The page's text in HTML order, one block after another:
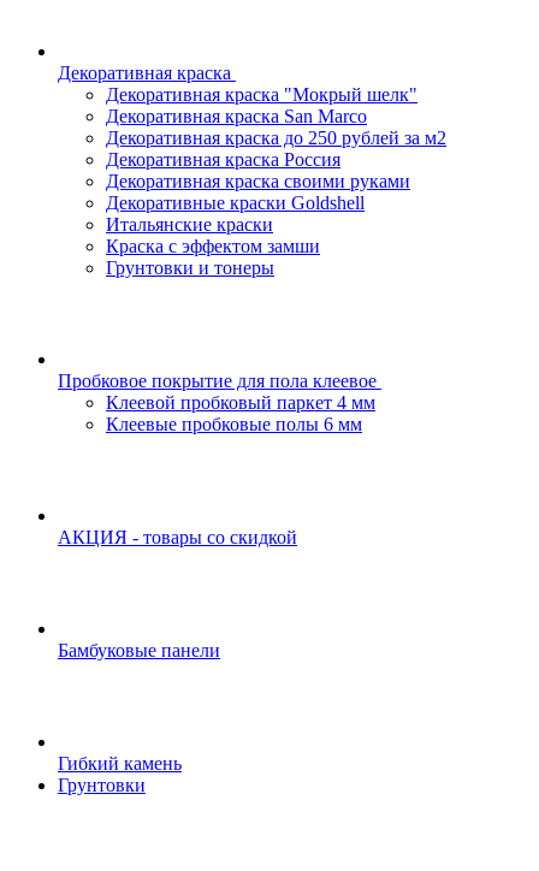
Декоративная краска
Декоративная краска "Мокрый шелк"
Декоративная краска San Marco
Декоративная краска до 250 рублей за м2
Декоративная краска Россия
Декоративная краска своими руками
Декоративные краски Goldshell
Итальянские краски
Краска с эффектом замши
Грунтовки и тонеры
Пробковое покрытие для пола клеевое
Клеевой пробковый паркет 4 мм
Клеевые пробковые полы 6 мм
АКЦИЯ - товары со скидкой
Бамбуковые панели
Гибкий камень
Грунтовки